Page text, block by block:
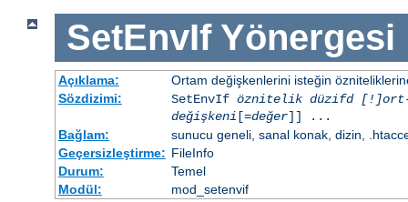
SetEnvIf Yönergesi
Açıklama:
Ortam değişkenlerini isteğin
Sözdizimi:
SetEnvIf öznitelik düzifd [!]ort-
değişkeni [=değer]] ...
Bağlam:
sunucu geneli, sanal konak, dizin,
Geçersizleştirme: FileInfo
Durum:
Temel
Modül:
mod_setenvif